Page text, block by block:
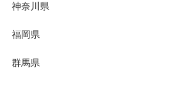
神奈川県
福岡県
群馬県